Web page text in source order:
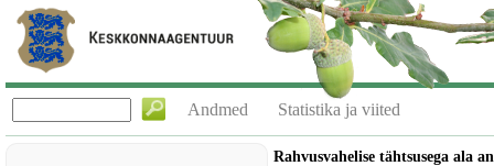
Andmed Statistika ja viited
Rahvusvahelise tähtsusega ala